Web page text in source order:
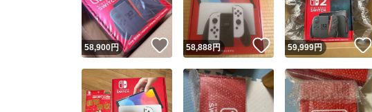
58,900円 いいね！
58,888円 いいね！
59,999円